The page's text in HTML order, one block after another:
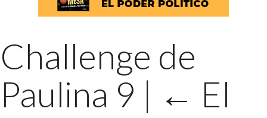
Challenge de
Paulina 9 | ← El